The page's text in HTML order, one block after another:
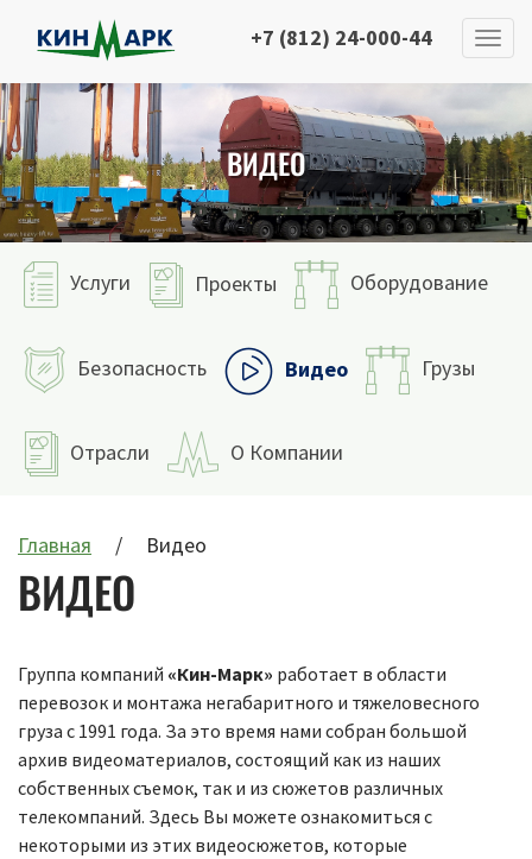
+7 (812) 24-000-44
ВИДЕО
Услуги Проекты Оборудование
Безопасность Видео Грузы
Отрасли О Компании
Главная Видео
ВИДЕО
Группа компаний «Кин-Марк» работает в области
перевозок и монтажа негабаритного и тяжеловесного
груза с 1991 года. За это время нами собран большой
архив видеоматериалов, состоящий как из наших
собственных съемок, так и из сюжетов различных
телекомпаний. Здесь Вы можете ознакомиться с
некоторыми из этих видеосюжетов, которые